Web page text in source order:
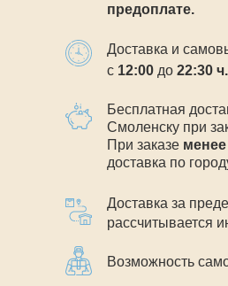
предоплате.
Доставка и
с 12:00 до 22:30 ч.
Бесплатная
Смоленску при
При заказе менее
доставка по
Доставка за
рассчитывается
Возможность